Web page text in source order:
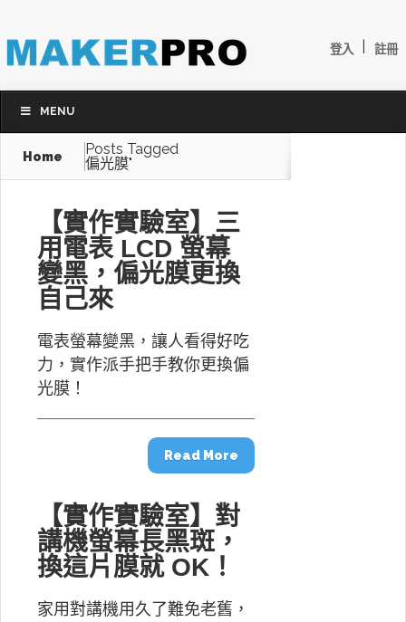
登入 註冊
MENU
Home
Posts Tagged
偏光膜"
【實作實驗室】三
用電表 LCD 螢幕
變黑，偏光膜更換
自己來
電表螢幕變黑，讓人看得好吃
力，實作派手把手教你更換偏
光膜！
Read More
【實作實驗室】對
講機螢幕長黑斑，
換這片膜就 OK！
家用對講機用久了難免老舊，